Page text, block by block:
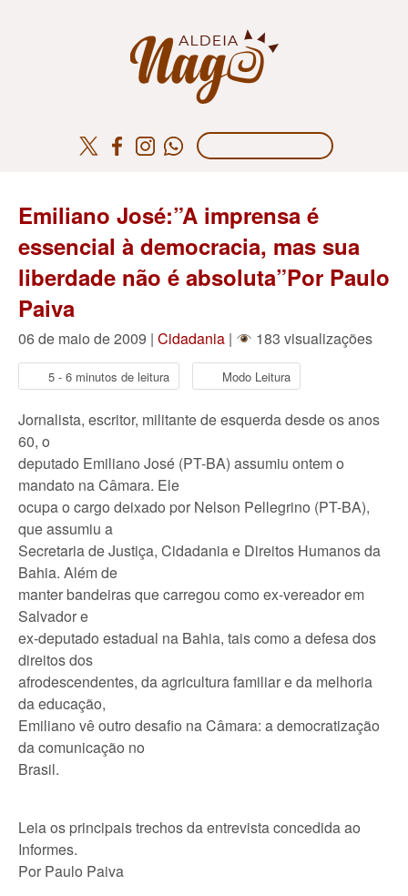
Emiliano José:”A imprensa é
essencial à democracia, mas sua
liberdade não é absoluta”Por Paulo
Paiva
06 de maio de 2009 | Cidadania | 183 visualizações
5 - 6 minutos de leitura Modo Leitura
Jornalista, escritor, militante de esquerda desde os anos
60, o
deputado Emiliano José (PT-BA) assumiu ontem o
mandato na Câmara. Ele
ocupa o cargo deixado por Nelson Pellegrino (PT-BA),
que assumiu a
Secretaria de Justiça, Cidadania e Direitos Humanos da
Bahia. Além de
manter bandeiras que carregou como ex-vereador em
Salvador e
ex-deputado estadual na Bahia, tais como a defesa dos
direitos dos
afrodescendentes, da agricultura familiar e da melhoria
da educação,
Emiliano vê outro desafio na Câmara: a democratização
da comunicação no
Brasil.
Leia os principais trechos da entrevista concedida ao
Informes.
Por Paulo Paiva